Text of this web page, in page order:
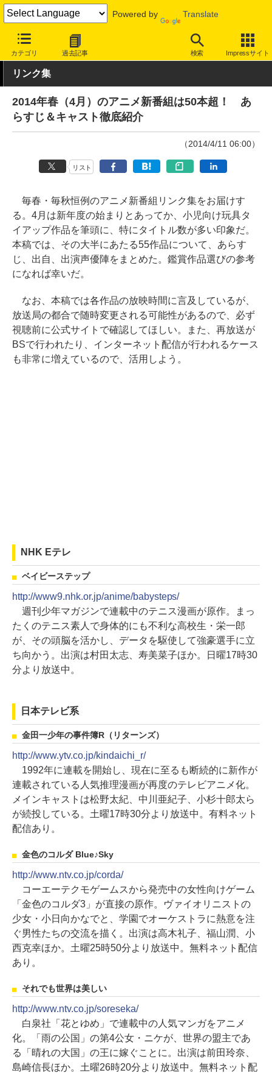
Powered by Translate
カテゴリ 過去記事 検索 Impressサイト
INTERNET Watch トピック
リンク集
2014年春（4月）のアニメ新番組は50本超！ あ
らすじ＆キャスト徹底紹介
（2014/4/11 06:00）
リスト
毎春・毎秋恒例のアニメ新番組リンク集をお届けす
る。4月は新年度の始まりとあってか、小児向け玩具タ
イアップ作品を筆頭に、特にタイトル数が多い印象だ。
本稿では、その大半にあたる55作品について、あらす
じ、出自、出演声優陣をまとめた。鑑賞作品選びの参考
になれば幸いだ。
なお、本稿では各作品の放映時間に言及しているが、
放送局の都合で随時変更される可能性があるので、必ず
視聴前に公式サイトで確認してほしい。また、再放送が
BSで行われたり、インターネット配信が行われるケース
も非常に増えているので、活用しよう。
NHK Eテレ
ベイビーステップ
http://www9.nhk.or.jp/anime/babysteps/
週刊少年マガジンで連載中のテニス漫画が原作。まっ
たくのテニス素人で身体的にも不利な高校生・栄一郎
が、その頭脳を活かし、データを駆使して強豪選手に立
ち向かう。出演は村田太志、寿美菜子ほか。日曜17時30
分より放送中。
日本テレビ系
金田一少年の事件簿R（リターンズ）
http://www.ytv.co.jp/kindaichi_r/
1992年に連載を開始し、現在に至るも断続的に新作が
連載されている人気推理漫画が再度のテレビアニメ化。
メインキャストは松野太紀、中川亜紀子、小杉十郎太ら
が続投している。土曜17時30分より放送中。有料ネット
配信あり。
金色のコルダ Blue♪Sky
http://www.ntv.co.jp/corda/
コーエーテクモゲームスから発売中の女性向けゲーム
「金色のコルダ3」が直接の原作。ヴァイオリニストの
少女・小日向かなでと、学園でオーケストラに熱意を注
ぐ男性たちの交流を描く。出演は高木礼子、福山潤、小
西克幸ほか。土曜25時50分より放送中。無料ネット配信
あり。
それでも世界は美しい
http://www.ntv.co.jp/soreseka/
白泉社「花とゆめ」で連載中の人気マンガをアニメ
化。「雨の公国」の第4公女・ニケが、世界の盟主であ
る「晴れの大国」の王に嫁ぐことに。出演は前田玲奈、
島崎信長ほか。土曜26時20分より放送中。無料ネット配